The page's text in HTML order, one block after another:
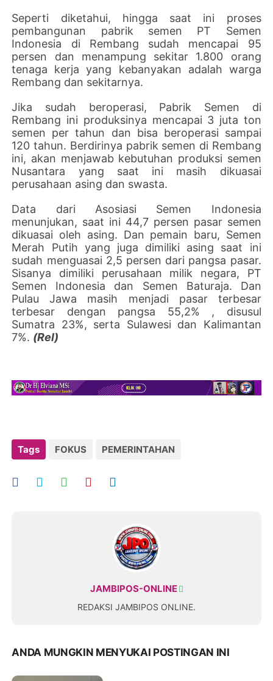
Seperti diketahui, hingga saat ini proses
pembangunan pabrik semen PT Semen
Indonesia di Rembang sudah mencapai 95
persen dan menampung sekitar 1.800 orang
tenaga kerja yang kebanyakan adalah warga
Rembang dan sekitarnya.
Jika sudah beroperasi, Pabrik Semen di
Rembang ini produksinya mencapai 3 juta ton
semen per tahun dan bisa beroperasi sampai
120 tahun. Berdirinya pabrik semen di Rembang
ini, akan menjawab kebutuhan produksi semen
Nusantara yang saat ini masih dikuasai
perusahaan asing dan swasta.
Data dari Asosiasi Semen Indonesia
menunjukan, saat ini 44,7 persen pasar semen
dikuasai oleh asing. Dan pemain baru, Semen
Merah Putih yang juga dimiliki asing saat ini
sudah menguasai 2,5 persen dari pangsa pasar.
Sisanya dimiliki perusahaan milik negara, PT
Semen Indonesia dan Semen Baturaja. Dan
Pulau Jawa masih menjadi pasar terbesar
terbesar dengan pangsa 55,2% , disusul
Sumatra 23%, serta Sulawesi dan Kalimantan
7%. (Rel)
Tags FOKUS PEMERINTAHAN
JAMBIPOS-ONLINE
REDAKSI JAMBIPOS ONLINE.
ANDA MUNGKIN MENYUKAI POSTINGAN INI